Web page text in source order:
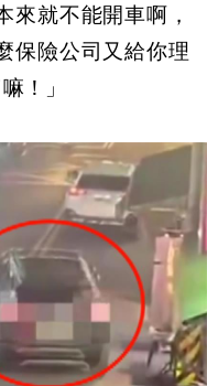
來就不能開車啊，
保險公司又給你理
！」